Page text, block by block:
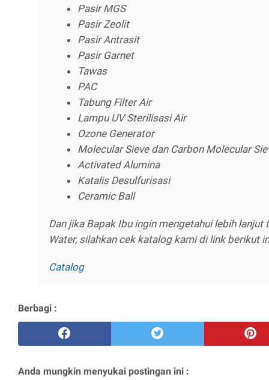
Pasir MGS
Pasir Zeolit
Pasir Antrasit
Pasir Garnet
Tawas
PAC
Tabung Filter Air
Lampu UV Sterilisasi Air
Ozone Generator
Molecular Sieve dan Carbon Molecular
Activated Alumina
Katalis Desulfurisasi
Ceramic Ball
Dan jika Bapak Ibu ingin mengetahui lebih lanjut
Water, silahkan cek katalog kami di link berikut
Catalog
Berbagi :
Anda mungkin menyukai postingan ini :